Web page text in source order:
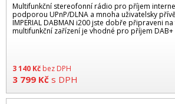
Multifunkční stereofonní rádio pro příjem
podporou UPnP/DLNA a mnoha uživatelsky
IMPERIAL DABMAN i200 jste dobře připraveni
multifunkční zařízení je vhodné pro příjem DAB+
3 140 Kč bez DPH
3 799 Kč s DPH